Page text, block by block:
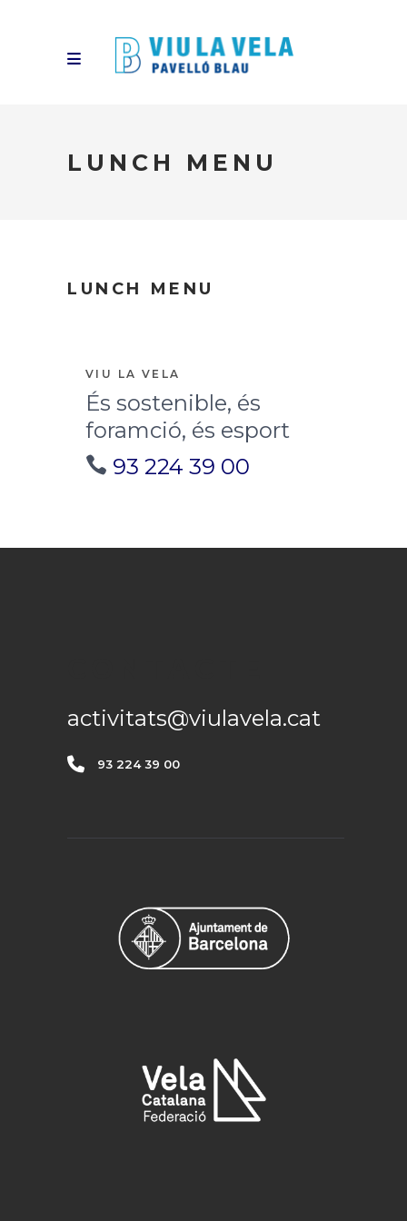
LUNCH MENU
LUNCH MENU
VIU LA VELA
És sostenible, és
foramció, és esport
93 224 39 00
activitats@viulavela.cat
93 224 39 00